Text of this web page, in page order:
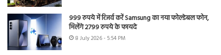
999 रुपये में रिजर्व करें Samsung का नया फोल्डेबल फोन,
मिलेंगे 2799 रुपये के फायदे
8 July 2026 - 5:54 PM